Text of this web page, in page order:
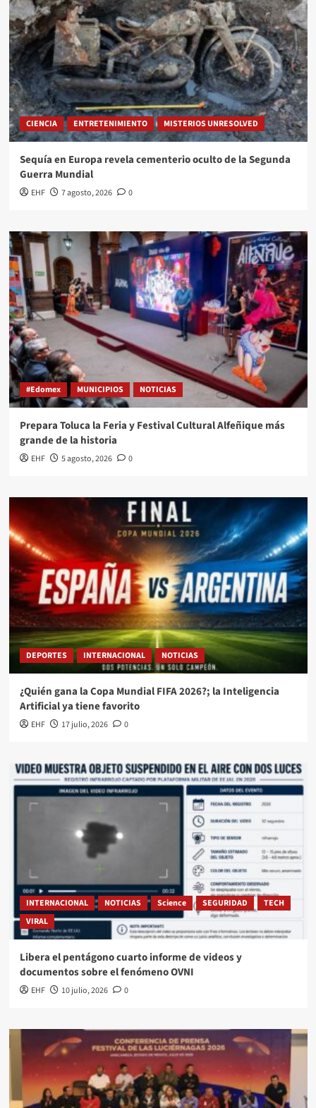
CIENCIA ENTRETENIMIENTO MISTERIOS UNRESOLVED
Sequía en Europa revela cementerio oculto de la Segunda
Guerra Mundial
EHF 7 agosto, 2026 0
#Edomex MUNICIPIOS NOTICIAS
Prepara Toluca la Feria y Festival Cultural Alfeñique más
grande de la historia
EHF 5 agosto, 2026 0
DEPORTES INTERNACIONAL NOTICIAS
¿Quién gana la Copa Mundial FIFA 2026?; la Inteligencia
Artificial ya tiene favorito
EHF 17 julio, 2026 0
INTERNACIONAL NOTICIAS Science SEGURIDAD
TECH
VIRAL
Libera el pentágono cuarto informe de videos y
documentos sobre el fenómeno OVNI
EHF 10 julio, 2026 0